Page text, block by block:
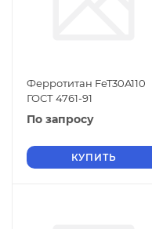
Ферротитан FeT30A110
ГОСТ 4761-91
По запросу
КУПИТЬ